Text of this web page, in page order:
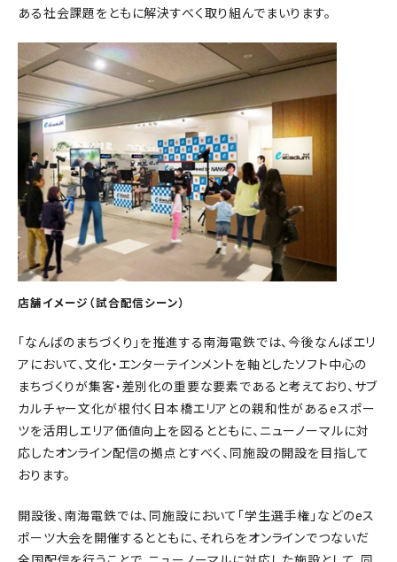
ある社会課題をともに解決すべく取り組んでまいります。
店舗イメージ（試合配信シーン）
「なんばのまちづくり」を推進する南海電鉄では、今後なんばエリ
アにおいて、文化・エンターテインメントを軸としたソフト中心の
まちづくりが集客・差別化の重要な要素であると考えており、サブ
カルチャー文化が根付く日本橋エリアとの親和性があるeスポー
ツを活用しエリア価値向上を図るとともに、ニューノーマルに対
応したオンライン配信の拠点とすべく、同施設の開設を目指して
おります。
開設後、南海電鉄では、同施設において「学生選手権」などのeス
ポーツ大会を開催するとともに、それらをオンラインでつないだ